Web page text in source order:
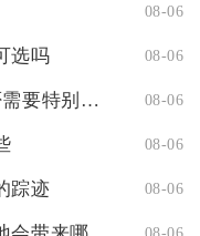
08-06
选吗 08-06
二战风云2主线升级的顺序是否需要特别注意 08-06
08-06
踪迹 08-06